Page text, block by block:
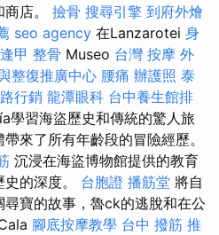
店。 撿骨 搜尋引擎 到府外燴
seo agency 在Lanzarotei 身
逢甲 整骨 Museo 台灣 按摩 外
整復推廣中心 腰痛 辦護照 泰
行銷 龍潭眼科 台中養生館排
學習海盜歷史和傳統的驚人旅
來了所有年齡段的冒險經歷。
沉浸在海盜博物館提供的教育
的深度。 台胞證 播筋堂 將自
寶的故事，魯ck的逃脫和在公
腳底按摩教學 台中 撥筋 推